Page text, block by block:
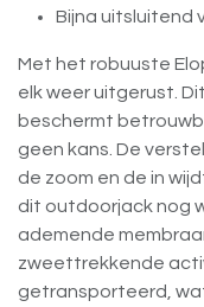
Bijna uitsluitend
Met het robuuste
elk weer uitgerust.
beschermt
geen kans. De
de zoom en de in
dit outdoorjack nog
ademende
zweettrekkende
getransporteerd,